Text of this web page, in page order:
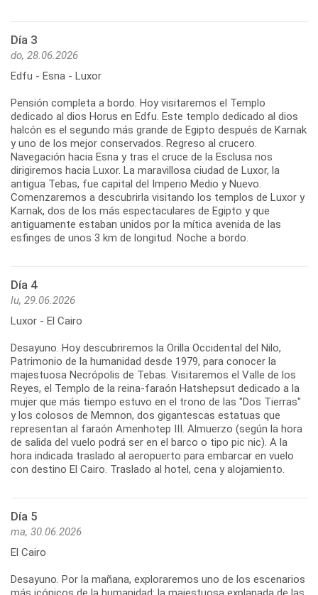
Día 3
do, 28.06.2026
Edfu - Esna - Luxor
Pensión completa a bordo. Hoy visitaremos el Templo
dedicado al dios Horus en Edfu. Este templo dedicado al dios
halcón es el segundo más grande de Egipto después de Karnak
y uno de los mejor conservados. Regreso al crucero.
Navegación hacia Esna y tras el cruce de la Esclusa nos
dirigiremos hacia Luxor. La maravillosa ciudad de Luxor, la
antigua Tebas, fue capital del Imperio Medio y Nuevo.
Comenzaremos a descubrirla visitando los templos de Luxor y
Karnak, dos de los más espectaculares de Egipto y que
antiguamente estaban unidos por la mítica avenida de las
esfinges de unos 3 km de longitud. Noche a bordo.
Día 4
lu, 29.06.2026
Luxor - El Cairo
Desayuno. Hoy descubriremos la Orilla Occidental del Nilo,
Patrimonio de la humanidad desde 1979, para conocer la
majestuosa Necrópolis de Tebas. Visitaremos el Valle de los
Reyes, el Templo de la reina-faraón Hatshepsut dedicado a la
mujer que más tiempo estuvo en el trono de las "Dos Tierras"
y los colosos de Memnon, dos gigantescas estatuas que
representan al faraón Amenhotep III. Almuerzo (según la hora
de salida del vuelo podrá ser en el barco o tipo pic nic). A la
hora indicada traslado al aeropuerto para embarcar en vuelo
con destino El Cairo. Traslado al hotel, cena y alojamiento.
Día 5
ma, 30.06.2026
El Cairo
Desayuno. Por la mañana, exploraremos uno de los escenarios